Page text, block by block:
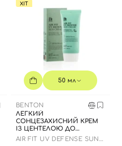
ХІТ
50 мл
BENTON
ЛЕГКИЙ
СОНЦЕЗАХИСНИЙ КРЕМ
ІЗ ЦЕНТЕЛОЮ ДО
07.01.2027 РОКУ
AIR FIT UV DEFENSE SUN